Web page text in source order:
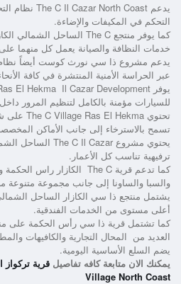
يدعم The C Il Cazar North Coast نظام
التحكم في المكيفات والإضاءة.
كما يوفر منتجع The C الساحل الشمالي الكازار العقارية
خدمات النظافة والصيانة يعمل كل منهما
يدعم مشروع ذا سي نورث كوست أيضاً
عبر الحراسة الأمنية المنتشرة في كافة
يوفر El Hekma Il Cazar Development
للسيارات مؤمنة بالكامل لتنظيم المرور
تحتوي The C Village Ras El Hekma على
تسمح بالاسترخاء إلى جانب الأماكن المخصصة
يحتوي مشروع The C Il Cazar الساحل الشمالي
ترفيهية تناسب كل الأعمار.
كما تدعم قرية The C الكازار راس الحكمة
والسبا والساونا إلى جانب مجموعة متنوعة
يشتمل منتجع ذا سي الكازار الساحل
أعلى مستوى من الخدمات الفندقية.
كما تشتمل قرية ذا سي رأس الحكمة على
العديد من المحال التجارية والكافيهات
يضم السلع الأساسية اليومية.
يمكنك الان متابعة كافه تفاصيل
Village North Coast